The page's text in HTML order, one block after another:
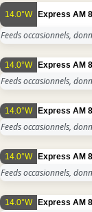
14.0°W Express AM 8
Feeds occasionnels,
14.0°W Express AM 8
Feeds occasionnels,
14.0°W Express AM 8
Feeds occasionnels,
14.0°W Express AM 8
Feeds occasionnels,
14.0°W Express AM 8